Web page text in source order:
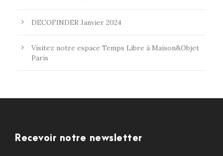
DECOFINDER Janvier 2024
Visitez notre espace Temps Libre à Maison&Objet
Paris
Recevoir notre newsletter